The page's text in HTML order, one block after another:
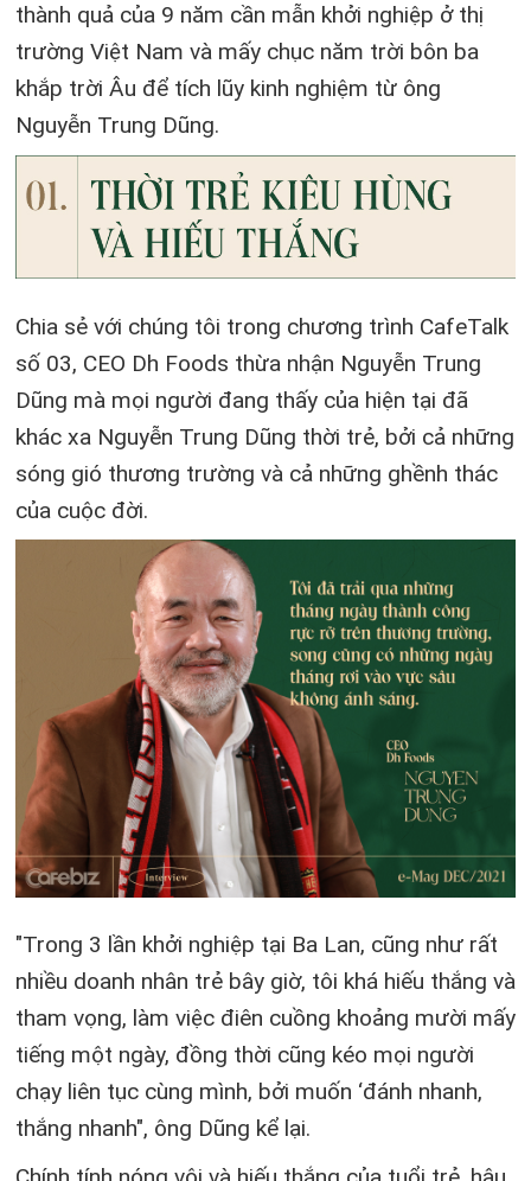
thành quả của 9 năm cần mẫn khởi nghiệp ở thị
trường Việt Nam và mấy chục năm trời bôn ba
khắp trời Âu để tích lũy kinh nghiệm từ ông
Nguyễn Trung Dũng.
Chia sẻ với chúng tôi trong chương trình CafeTalk
số 03, CEO Dh Foods thừa nhận Nguyễn Trung
Dũng mà mọi người đang thấy của hiện tại đã
khác xa Nguyễn Trung Dũng thời trẻ, bởi cả những
sóng gió thương trường và cả những ghềnh thác
của cuộc đời.
"Trong 3 lần khởi nghiệp tại Ba Lan, cũng như rất
nhiều doanh nhân trẻ bây giờ, tôi khá hiếu thắng và
tham vọng, làm việc điên cuồng khoảng mười mấy
tiếng một ngày, đồng thời cũng kéo mọi người
chạy liên tục cùng mình, bởi muốn ‘đánh nhanh,
thắng nhanh", ông Dũng kể lại.